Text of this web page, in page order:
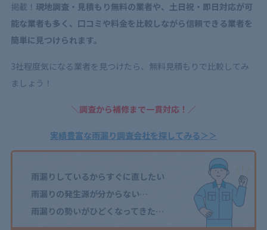
掲載！ 現地調査・見積もり無料の業者や、土日祝・即日対応が可
能な業者も多く、口コミや料金を比較しながら信頼できる業者を
簡単に見つけられます。
3社程度気になる業者を見つけたら、無料見積もりで比較してみ
ましょう！
＼調査から補修まで一貫対応！／
実績豊富な雨漏り調査会社を探してみる＞＞
雨漏りしているからすぐに直したい
雨漏りの発生源が分からない…
雨漏りの勢いがひどくなってきた…